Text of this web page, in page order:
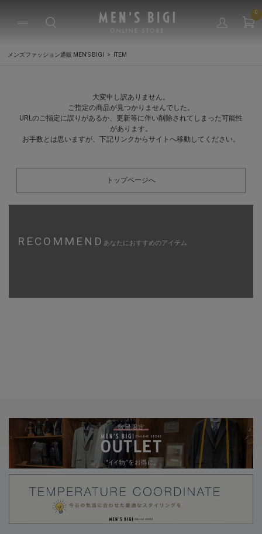
0
メンズファッション通販 MEN'S BIGI ITEM
大変申し訳ありません。
ご指定の商品が見つかりませんでした。
URLのご指定に誤りがあるか、更新等に伴い削除されてしまった可能性
があります。
お手数とは思いますが、下記リンクからサイトへ移動してください。
トップページへ
RECOMMEND あなたにおすすめのアイテム